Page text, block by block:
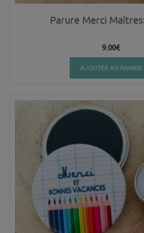
Parure Merci
9.00€
AJOUTER AU PANIER